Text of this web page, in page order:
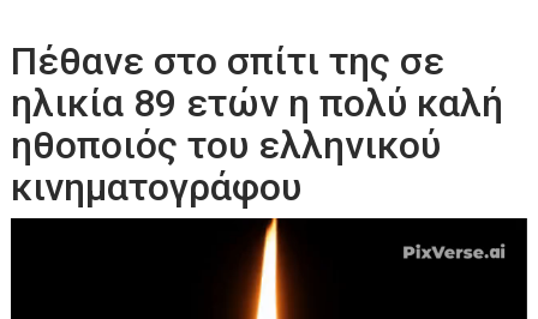
Πέθανε στο σπίτι της σε
ηλικία 89 ετών η πολύ καλή
ηθοποιός του ελληνικού
κινηματογράφου